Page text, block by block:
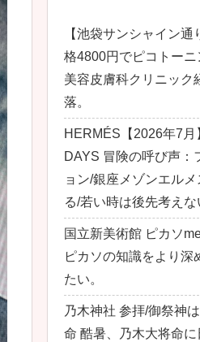
【池袋サンシャイン
格4800円でピコトー
美容皮膚科クリニック
落。
HERMÉS【2026年7
DAYS 冒険の呼び声：
ョン/銀座メゾンエル
る/若い時は後先考えな
国立新美術館 ピカソ
ピカソの知識をより深
たい。
乃木神社 参拝/御祭神
命 酷暑、乃木大将命